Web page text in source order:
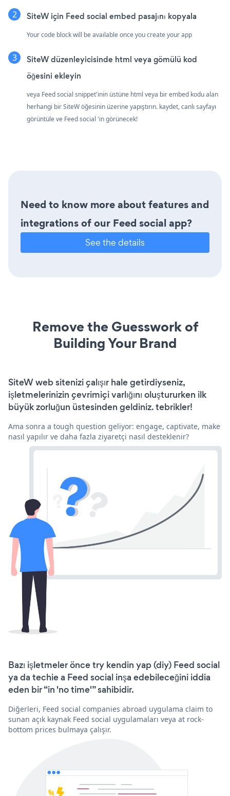
SiteW için Feed social embed pasajını kopyala
Your code block will be available once you create your app
SiteW düzenleyicisinde html veya gömülü kod
öğesini ekleyin
veya Feed social snippet'inin üstüne html veya bir embed kodu alan
herhangi bir SiteW öğesinin üzerine yapıştırın. kaydet, canlı sayfayı
görüntüle ve Feed social 'in görünecek!
Need to know more about features and
integrations of our Feed social app?
See the details
Remove the Guesswork of
Building Your Brand
SiteW web sitenizi çalışır hale getirdiyseniz,
işletmelerinizin çevrimiçi varlığını oluştururken ilk
büyük zorluğun üstesinden geldiniz. tebrikler!
Ama sonra a tough question geliyor: engage, captivate, make
nasıl yapılır ve daha fazla ziyaretçi nasıl desteklenir?
Bazı işletmeler önce try kendin yap (diy) Feed social
ya da techie a Feed social inşa edebileceğini iddia
eden bir “in 'no time'” sahibidir.
Diğerleri, Feed social companies abroad uygulama claim to
sunan açık kaynak Feed social uygulamaları veya at rock-
bottom prices bulmaya çalışır.